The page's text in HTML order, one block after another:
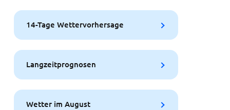
14-Tage Wettervorhersage
Langzeitprognosen
Wetter im August